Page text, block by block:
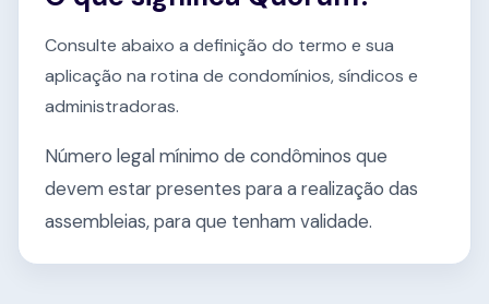
Consulte abaixo a definição do termo e sua
aplicação na rotina de condomínios, síndicos e
administradoras.
Número legal mínimo de condôminos que
devem estar presentes para a realização das
assembleias, para que tenham validade.